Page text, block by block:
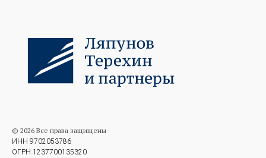
© 2026 Все права защищены
ИНН 9702053786
ОГРН 1237700135320